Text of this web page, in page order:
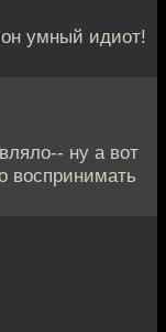
умный идиот!
ну а вот
воспринимать